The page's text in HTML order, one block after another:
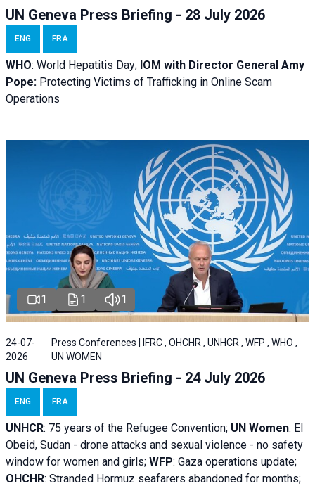
UN Geneva Press Briefing - 28 July 2026
ENG FRA
WHO: World Hepatitis Day; IOM with Director General Amy
Pope: Protecting Victims of Trafficking in Online Scam
Operations
1 1 1
24-07-
2026
Press Conferences | IFRC , OHCHR , UNHCR , WFP , WHO ,
UN WOMEN
UN Geneva Press Briefing - 24 July 2026
ENG FRA
UNHCR: 75 years of the Refugee Convention; UN Women: El
Obeid, Sudan - drone attacks and sexual violence - no safety
window for women and girls; WFP: Gaza operations update;
OHCHR: Stranded Hormuz seafarers abandoned for months;